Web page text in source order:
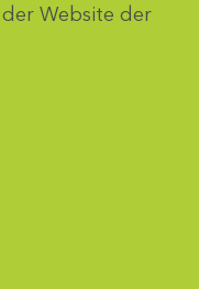
Website der
auswählen